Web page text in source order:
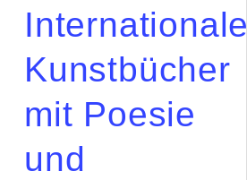
Internationale
Kunstbücher
mit Poesie
und